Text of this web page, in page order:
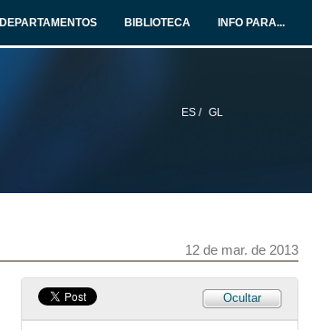
DEPARTAMENTOS BIBLIOTECA INFO PARA...
ES / GL
12 de mar. de 2013
Ocultar
Quenda de preguntas
12 de mar. de 2013